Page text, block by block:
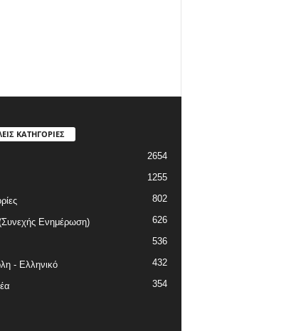
ΚΑΤΗΓΟΡΙΕΣ
2654
1255
802
Ενημέρωση) 626
536
- Ελληνικό 432
354